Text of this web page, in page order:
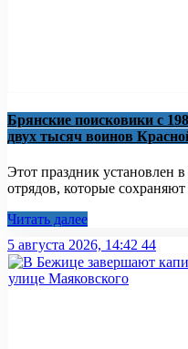
Брянские поисковики с
двух тысяч воинов
Этот праздник установлен
отрядов, которые
Читать далее
5 августа 2026, 14:42 44